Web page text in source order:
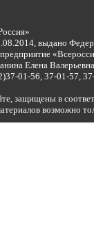
выдано
Елена
01-56, 37-01-57,
защищены в
возможно